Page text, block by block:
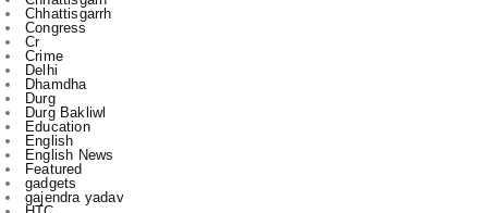
Chhattisgarrh
Congress
Cr
Crime
Delhi
Dhamdha
Durg
Durg Bakliwl
Education
English
English News
Featured
gadgets
gajendra yadav